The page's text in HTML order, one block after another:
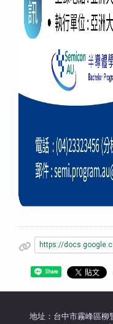
https://
Share
地址：台中市霧峰區柳